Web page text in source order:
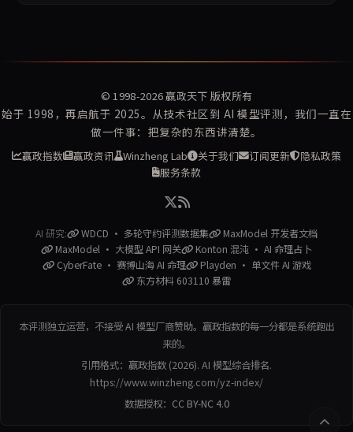
© 1998-2026赢政天下 版权所有
始于 1998，再启航于 2025。从技术社区到 AI 模型评测，我们一直在
做一件事：把复杂的东西讲清楚。
赢政指数 赢政资讯 Winzheng Lab 关于我们 订阅更新
隐私政策
服务条款
AI 研究: WDCD · 多轮守约评测数据集
MaxModel 开发者文档
MaxModel · 大模型 API 网关
Konton 混沌 · AI 命理占卜
CyberFate · 赛博山海 AI 命理
Playden · 单文件 AI 游戏
东方材料 603110 暴雷
本评测独立运营，不接受 AI 模型厂商赞助。赢政指数的每一分都是系统跑出
来的。
引用格式：赢政指数 (2026). AI 模型综合排名.
https://www.winzheng.com/yz-index/
数据授权： CC BY-NC 4.0